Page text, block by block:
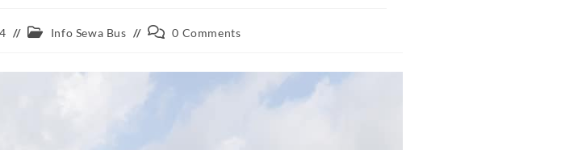
Post Info Sewa Bus
Post 0 Comments